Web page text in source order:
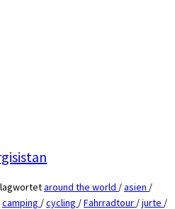
around the world /asien /
camping /cycling /Fahrradtour /jurte /